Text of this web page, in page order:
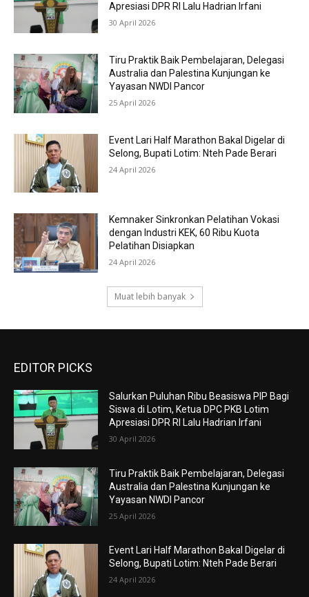
Apresiasi DPR RI Lalu Hadrian Irfani
30 April 2026
Tiru Praktik Baik Pembelajaran, Delegasi
Australia dan Palestina Kunjungan ke
Yayasan NWDI Pancor
25 April 2026
Event Lari Half Marathon Bakal Digelar di
Selong, Bupati Lotim: Nteh Pade Berari
24 April 2026
Kemnaker Sinkronkan Pelatihan Vokasi
dengan Industri KEK, 60 Ribu Kuota
Pelatihan Disiapkan
24 April 2026
Muat lebih banyak
EDITOR PICKS
Salurkan Puluhan Ribu Beasiswa PIP Bagi
Siswa di Lotim, Ketua DPC PKB Lotim
Apresiasi DPR RI Lalu Hadrian Irfani
30 April 2026
Tiru Praktik Baik Pembelajaran, Delegasi
Australia dan Palestina Kunjungan ke
Yayasan NWDI Pancor
25 April 2026
Event Lari Half Marathon Bakal Digelar di
Selong, Bupati Lotim: Nteh Pade Berari
24 April 2026